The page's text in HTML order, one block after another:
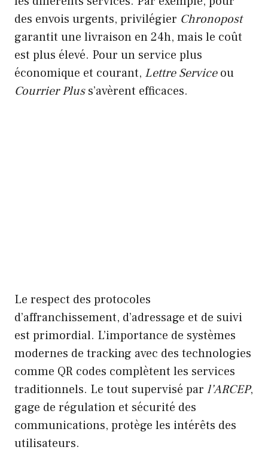
des envois urgents, privilégier Chronopost
garantit une livraison en 24h, mais le coût
est plus élevé. Pour un service plus
économique et courant, Lettre Serviceou
Courrier Pluss’avèrent efficaces.
Le respect des protocoles
d’affranchissement, d’adressage et de suivi
est primordial. L’importance de systèmes
modernes de tracking avec des technologies
comme QR codes complètent les services
traditionnels. Le tout supervisé par l’ARCEP,
gage de régulation et sécurité des
communications, protège les intérêts des
utilisateurs.